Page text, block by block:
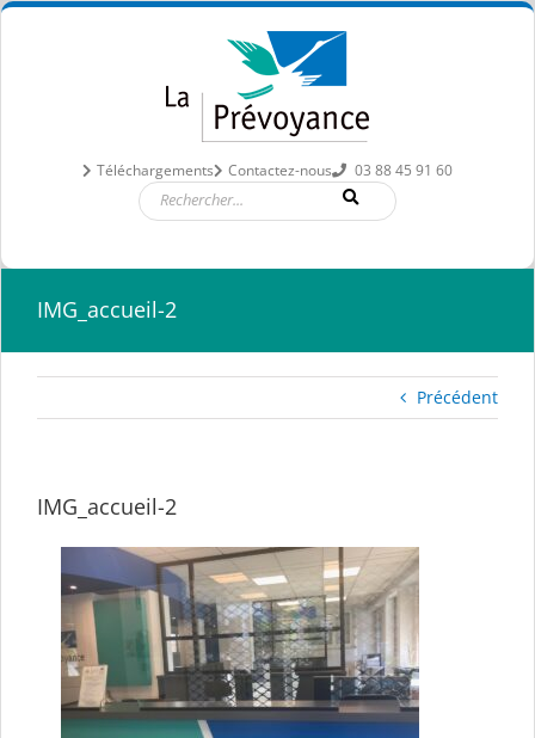
Passer
Téléchargements Contactez-nous 03 88 45 91 60
IMG_accueil-2
Précédent
IMG_accueil-2